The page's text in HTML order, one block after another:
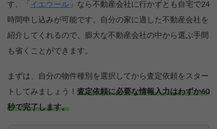
す。「 イエウール 」なら不動産会社に行かずとも自宅で24
時間申し込みが可能です。自分の家に適した不動産会社を
紹介してくれるので、膨大な不動産会社の中から選ぶ手間
も省くことができます。
まずは、自分の物件種別を選択してから査定依頼をスター
トしてみましょう！ 査定依頼に必要な情報入力はわずか60
秒で完了します。